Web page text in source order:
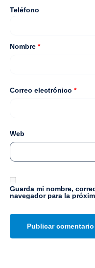
Teléfono
Nombre *
Correo electrónico *
Web
Guarda mi nombre,
navegador para la